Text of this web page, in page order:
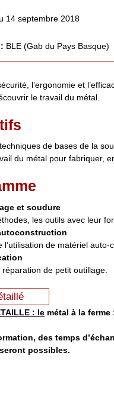
14 septembre 2018
BLE (Gab du Pays Basque)
l’ergonomie et
le travail du métal.
de bases de la
du métal pour fabriquer,
et soudure
les outils avec leur
l’utilisation de matériel
de petit outillage.
: le métal à la
des temps
possibles.